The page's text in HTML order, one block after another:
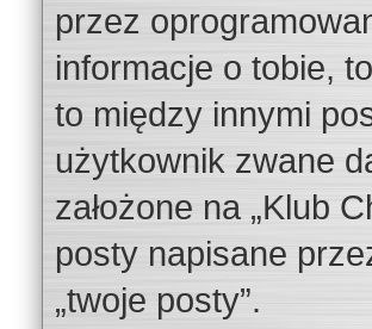
przez
informacje o tobie,
to między innymi
użytkownik zwane
założone na „Klub
posty napisane
„twoje posty”.